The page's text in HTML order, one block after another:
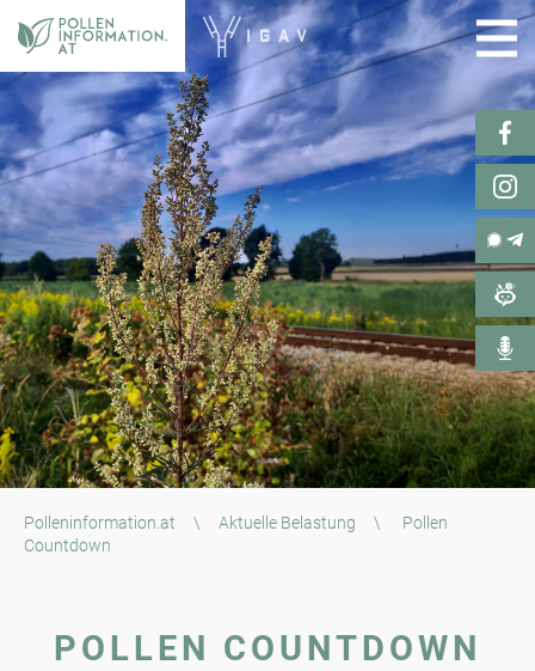
Polleninformation.at \ Aktuelle Belastung \
Pollen
Countdown
POLLEN COUNTDOWN